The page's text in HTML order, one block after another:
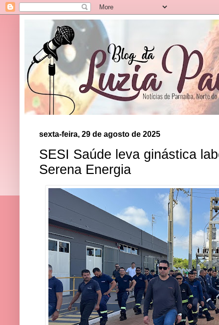
sexta-feira, 29 de agosto de 2025
SESI Saúde leva ginástica
Serena Energia